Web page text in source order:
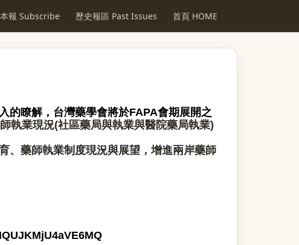
報 Subscribe 歷史報區 Past Issues 首頁 HOME
的瞭解，台灣藥學會將於FAPA會期展開之
執業現況(社區藥局與執業與醫院藥局執業)
、藥師執業制度現況與展望，增進兩岸藥師